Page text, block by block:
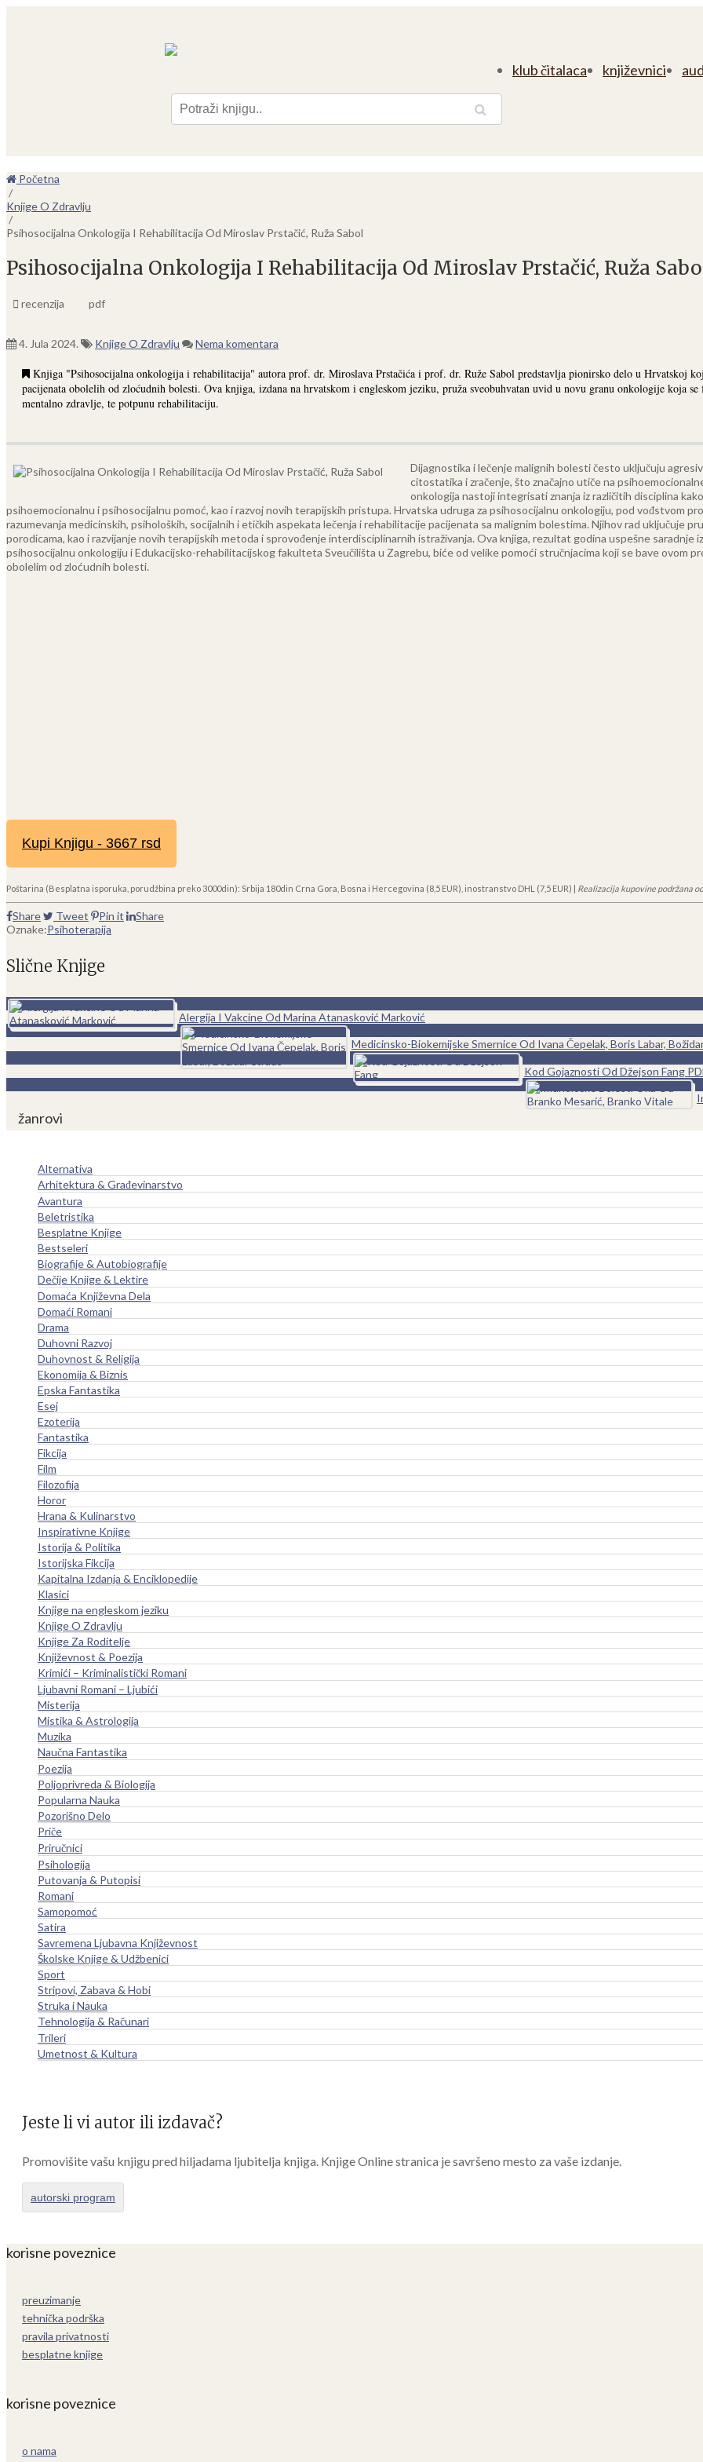
klub čitalaca književnici
Početna
/
Knjige O Zdravlju
/
Psihosocijalna Onkologija I Rehabilitacija Od Miroslav Prstačić, Ruža Sabol
Psihosocijalna Onkologija I Rehabilitacija Od Miroslav Prstačić, Ruža
recenzija pdf
4. Jula 2024. Knjige O Zdravlju Nema komentara
Knjiga "Psihosocijalna onkologija i rehabilitacija" autora prof. dr. Miroslava Prstačića i prof. dr. Ruže Sabol predstavlja pionirsko delo u Hrvatskoj
pacijenata obolelih od zloćudnih bolesti. Ova knjiga, izdana na hrvatskom i engleskom jeziku, pruža sveobuhvatan uvid u novu granu onkologije koja
mentalno zdravlje, te potpunu rehabilitaciju.
Dijagnostika i lečenje malignih bolesti često uključuju
citostatika i zračenje, što značajno utiče na
onkologija nastoji integrisati znanja iz različitih disciplina
psihoemocionalnu i psihosocijalnu pomoć, kao i razvoj novih terapijskih pristupa. Hrvatska udruga za psihosocijalnu onkologiju, pod vođstvom
razumevanja medicinskih, psiholoških, socijalnih i etičkih aspekata lečenja i rehabilitacije pacijenata sa malignim bolestima. Njihov rad uključuje
porodicama, kao i razvijanje novih terapijskih metoda i sprovođenje interdisciplinarnih istraživanja. Ova knjiga, rezultat godina uspešne saradnje
psihosocijalnu onkologiju i Edukacijsko-rehabilitacijskog fakulteta Sveučilišta u Zagrebu, biće od velike pomoći stručnjacima koji se bave ovom
obolelim od zloćudnih bolesti.
Kupi Knjigu - 3667 rsd
Poštarina (Besplatna isporuka, porudžbina preko 3000din): Srbija 180din Crna Gora, Bosna i Hercegovina (8,5 EUR), inostranstvo DHL (7,5 EUR) | Realizacija kupovine podržana
Share Tweet Pin it
Share
Oznake:Psihoterapija
Slične Knjige
Alergija I Vakcine Od Marina Atanasković Marković
Medicinsko-Biokemijske Smernice Od Ivana Čepelak, Boris Labar,
Kod Gojaznosti Od Džejson Fang
žanrovi
Alternativa
Arhitektura & Građevinarstvo
Avantura
Beletristika
Besplatne Knjige
Bestseleri
Biografije & Autobiografije
Dečije Knjige & Lektire
Domaća Književna Dela
Domaći Romani
Drama
Duhovni Razvoj
Duhovnost & Religija
Ekonomija & Biznis
Epska Fantastika
Esej
Ezoterija
Fantastika
Fikcija
Film
Filozofija
Horor
Hrana & Kulinarstvo
Inspirativne Knjige
Istorija & Politika
Istorijska Fikcija
Kapitalna Izdanja & Enciklopedije
Klasici
Knjige na engleskom jeziku
Knjige O Zdravlju
Knjige Za Roditelje
Književnost & Poezija
Krimići – Kriminalistički Romani
Ljubavni Romani – Ljubići
Misterija
Mistika & Astrologija
Muzika
Naučna Fantastika
Poezija
Poljoprivreda & Biologija
Popularna Nauka
Pozorišno Delo
Priče
Priručnici
Psihologija
Putovanja & Putopisi
Romani
Samopomoć
Satira
Savremena Ljubavna Književnost
Školske Knjige & Udžbenici
Sport
Stripovi, Zabava & Hobi
Struka i Nauka
Tehnologija & Računari
Trileri
Umetnost & Kultura
Jeste li vi autor ili izdavač?
Promovišite vašu knjigu pred hiljadama ljubitelja knjiga. Knjige Online stranica je savršeno mesto za vaše izdanje.
autorski program
korisne poveznice
preuzimanje
tehnička podrška
pravila privatnosti
besplatne knjige
korisne poveznice
o nama